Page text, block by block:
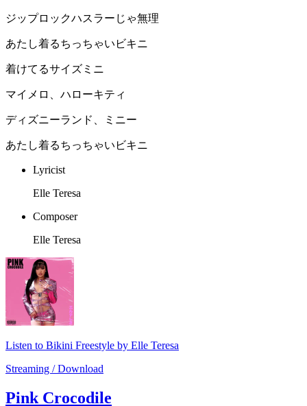
ジップロックハスラーじゃ無理
あたし着るちっちゃいビキニ
着けてるサイズミニ
マイメロ、ハローキティ
ディズニーランド、ミニー
あたし着るちっちゃいビキニ
Lyricist
Elle Teresa
Composer
Elle Teresa
Listen to Bikini Freestyle by Elle Teresa
Streaming / Download
Pink Crocodile